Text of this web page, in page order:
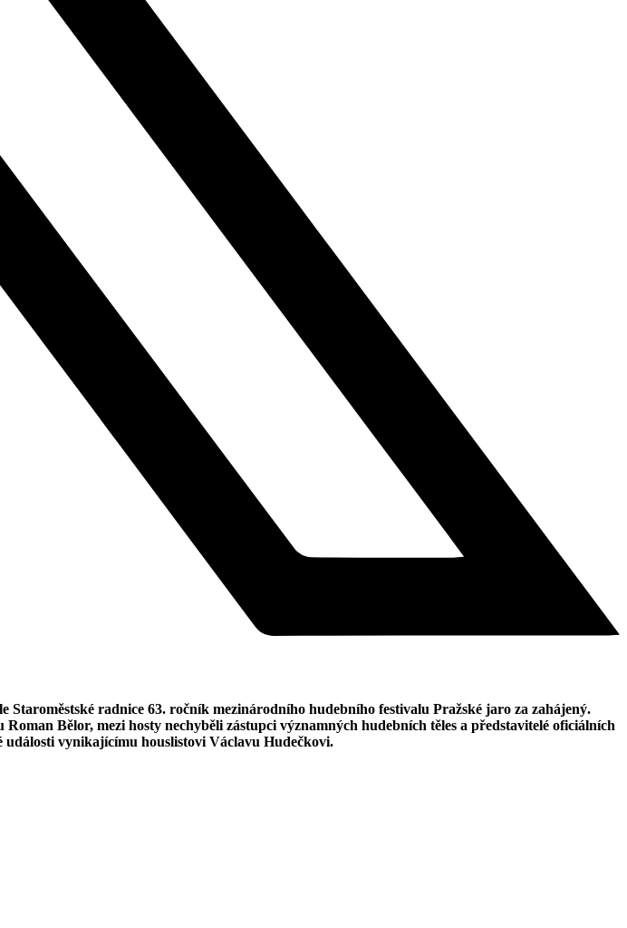
radnice 63. ročník mezinárodního hudebního festivalu Pražské jaro za zahájený.
Bělor, mezi hosty nechyběli zástupci významných hudebních těles a představitelé oficiálních
vynikajícímu houslistovi Václavu Hudečkovi.